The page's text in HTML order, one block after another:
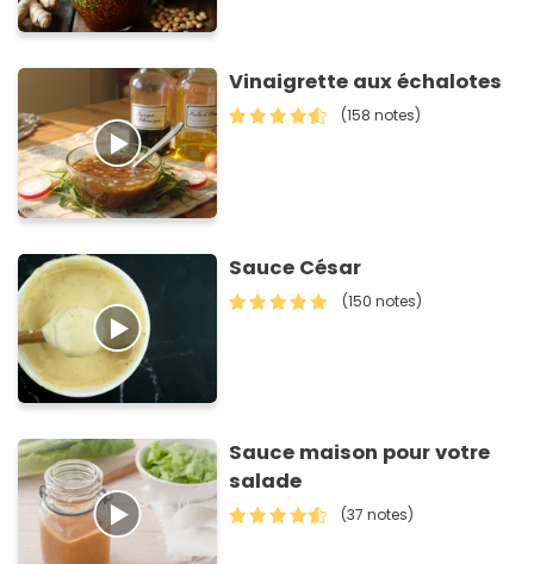
Vinaigrette aux échalotes
(158 notes)
Sauce César
(150 notes)
Sauce maison pour votre
salade
(37 notes)